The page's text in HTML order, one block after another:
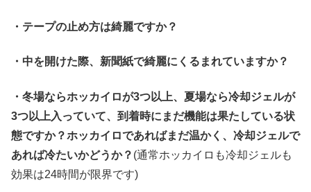
・テープの止め方は綺麗ですか？
・中を開けた際、新聞紙で綺麗にくるまれていますか？
・冬場ならホッカイロが3つ以上、夏場なら冷却ジェルが
3つ以上入っていて、到着時にまだ機能は果たしている状
態ですか？ホッカイロであればまだ温かく、冷却ジェルで
あれば冷たいかどうか？ (通常ホッカイロも冷却ジェルも
効果は24時間が限界です)